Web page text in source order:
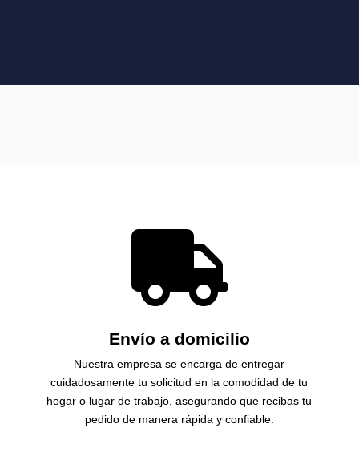

Envío a domicilio
Nuestra empresa se encarga de entregar
cuidadosamente tu solicitud en la comodidad de tu
hogar o lugar de trabajo, asegurando que recibas tu
pedido de manera rápida y confiable.